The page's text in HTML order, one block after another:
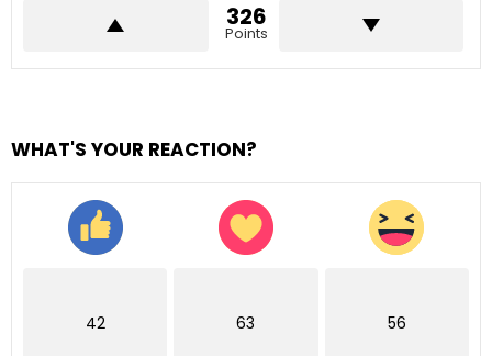
326
Points
WHAT'S YOUR REACTION?
42 63 56